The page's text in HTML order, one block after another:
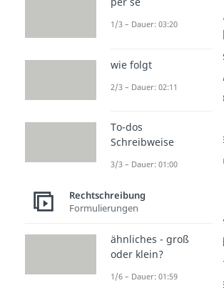
Die
benutzt, um
dass über
wird.
lustigen
Meme. Wenn
amüsantes
könntest du
„LMAO“
Was sind
Die englische
oder LMAO
„laughing my
1/3 – Dauer: 03:20
wie folgt
2/3 – Dauer: 02:11
To-dos
Schreibweise
3/3 – Dauer: 01:00
Rechtschreibung
Formulierungen
ähnliches - groß
oder klein?
1/6 – Dauer: 01:59